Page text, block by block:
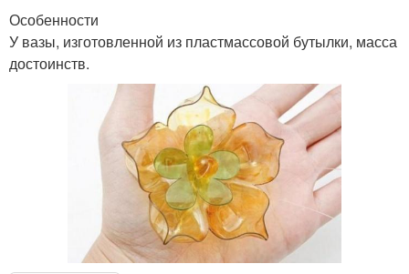
Особенности
У вазы, изготовленной из пластмассовой бутылки, масса
достоинств.